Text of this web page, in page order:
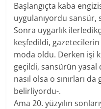
Başlangıçta kaba
uygulanıyordu
Sonra uygarlık
keşfedildi,
moda oldu. Derken işi
geçildi, sansürün yasal
nasıl olsa o sınırları
belirliyordu-.
Ama 20. yüzyılın